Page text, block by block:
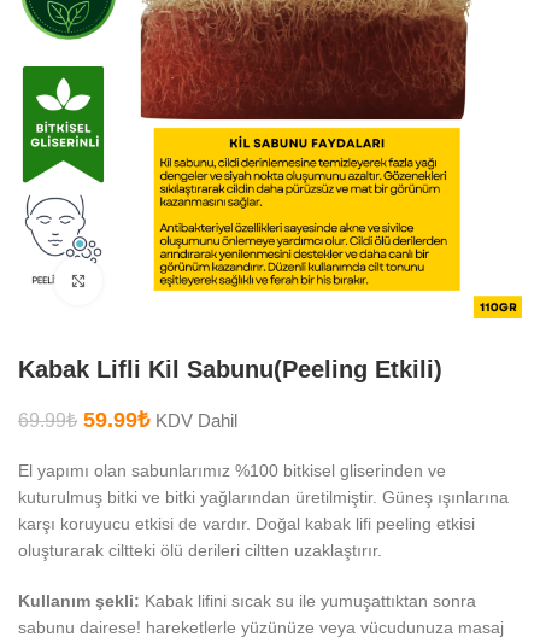
Büyütmek için tıklayın
Kabak Lifli Kil Sabunu(Peeling Etkili)
69.99₺ 59.99₺ KDV Dahil
El yapımı olan sabunlarımız %100 bitkisel gliserinden ve
kuturulmuş bitki ve bitki yağlarından üretilmiştir. Güneş ışınlarına
karşı koruyucu etkisi de vardır. Doğal kabak lifi peeling etkisi
oluşturarak ciltteki ölü derileri ciltten uzaklaştırır.
Kullanım şekli: Kabak lifini sıcak su ile yumuşattıktan sonra
sabunu dairese! hareketlerle yüzünüze veya vücudunuza masaj